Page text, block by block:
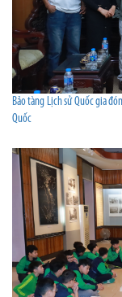
Bảo tàng Lịch sử Quốc gia
Quốc